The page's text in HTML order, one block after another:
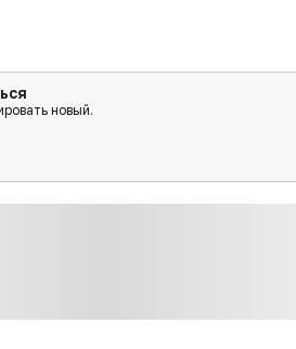
новый.